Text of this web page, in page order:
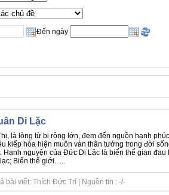
Đến ngày
Di Lặc
là lòng từ bi rộng lớn, đem đến nguồn hạnh
kiếp hóa hiện muôn vàn thân tướng trong đời
Hạnh nguyện của Đức Di Lặc là biến thế gian đau
Biến thế giới......
bài viết: Thích Đức Trí | Nguồn tin : -/-